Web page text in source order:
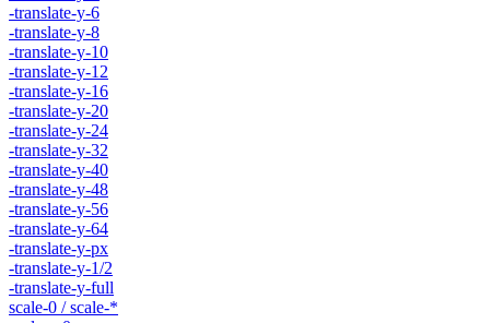
-translate-y-6
-translate-y-8
-translate-y-10
-translate-y-12
-translate-y-16
-translate-y-20
-translate-y-24
-translate-y-32
-translate-y-40
-translate-y-48
-translate-y-56
-translate-y-64
-translate-y-px
-translate-y-1/2
-translate-y-full
scale-0 / scale-*